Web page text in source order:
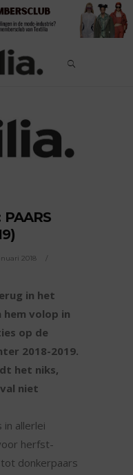
2018
in het
volop in
op de
2018-2019.
het niks,
niet
allerlei
herfst-
donkerpaars